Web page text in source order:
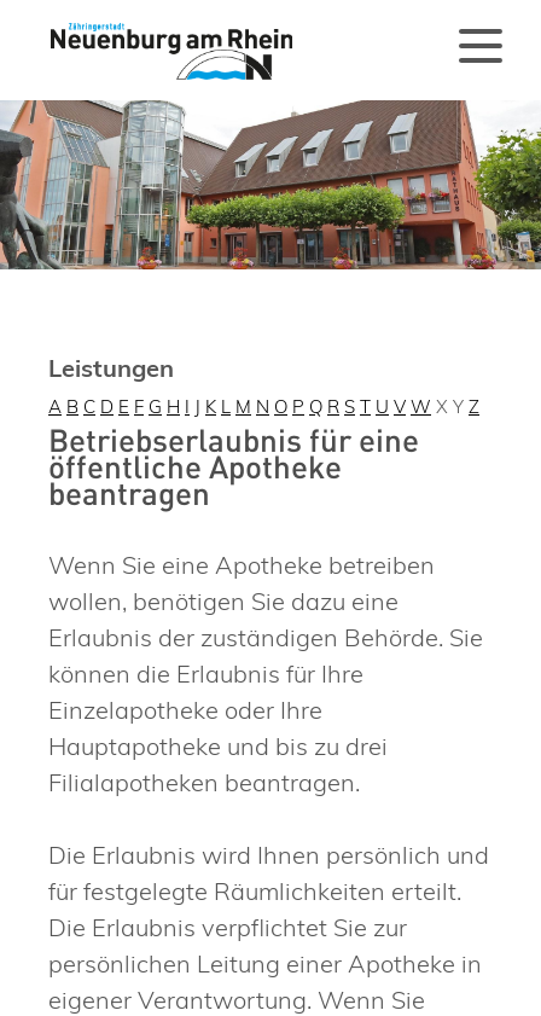
Leistungen
A B C D E F G H I J K L M N O P Q R S T U V W X Y Z
Betriebserlaubnis für eine
öffentliche Apotheke
beantragen
Wenn Sie eine Apotheke betreiben
wollen, benötigen Sie dazu eine
Erlaubnis der zuständigen Behörde. Sie
können die Erlaubnis für Ihre
Einzelapotheke oder Ihre
Hauptapotheke und bis zu drei
Filialapotheken beantragen.
Die Erlaubnis wird Ihnen persönlich und
für festgelegte Räumlichkeiten erteilt.
Die Erlaubnis verpflichtet Sie zur
persönlichen Leitung einer Apotheke in
eigener Verantwortung. Wenn Sie